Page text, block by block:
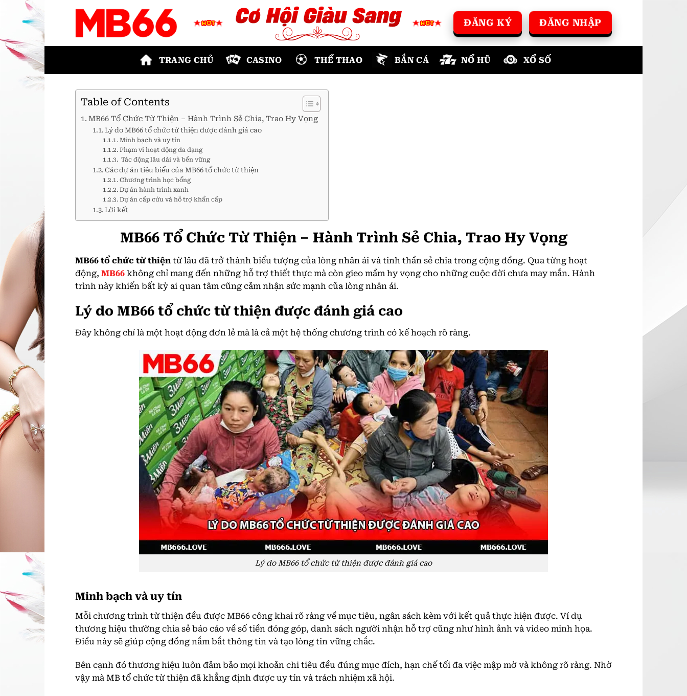
nội
dung
ĐĂNG KÝ ĐĂNG NHẬP
TRANG CHỦ CASINO THỂ THAO BẮN CÁ NỔ HŨ XỔ SỐ
Table of Contents
MB66 Tổ Chức Từ Thiện – Hành Trình Sẻ Chia, Trao Hy Vọng
Lý do MB66 tổ chức từ thiện được đánh giá cao
Minh bạch và uy tín
Phạm vi hoạt động đa dạng
Tác động lâu dài và bền vững
Các dự án tiêu biểu của MB66 tổ chức từ thiện
Chương trình học bổng
Dự án hành trình xanh
Dự án cấp cứu và hỗ trợ khẩn cấp
Lời kết
MB66 Tổ Chức Từ Thiện – Hành Trình Sẻ Chia, Trao Hy Vọng
MB66 tổ chức từ thiện từ lâu đã trở thành biểu tượng của lòng nhân ái và tinh thần sẻ chia trong cộng đồng. Qua từng hoạt
động, MB66 không chỉ mang đến những hỗ trợ thiết thực mà còn gieo mầm hy vọng cho những cuộc đời chưa may mắn. Hành
trình này khiến bất kỳ ai quan tâm cũng cảm nhận sức mạnh của lòng nhân ái.
Lý do MB66 tổ chức từ thiện được đánh giá cao
Đây không chỉ là một hoạt động đơn lẻ mà là cả một hệ thống chương trình có kế hoạch rõ ràng.
Lý do MB66 tổ chức từ thiện được đánh giá cao
Minh bạch và uy tín
Mỗi chương trình từ thiện đều được MB66 công khai rõ ràng về mục tiêu, ngân sách kèm với kết quả thực hiện được. Ví dụ
thương hiệu thường chia sẻ báo cáo về số tiền đóng góp, danh sách người nhận hỗ trợ cũng như hình ảnh và video minh họa.
Điều này sẽ giúp cộng đồng nắm bắt thông tin và tạo lòng tin vững chắc.
Bên cạnh đó thương hiệu luôn đảm bảo mọi khoản chi tiêu đều đúng mục đích, hạn chế tối đa việc mập mờ và không rõ ràng. Nhờ
vậy mà MB tổ chức từ thiện đã khẳng định được uy tín và trách nhiệm xã hội.